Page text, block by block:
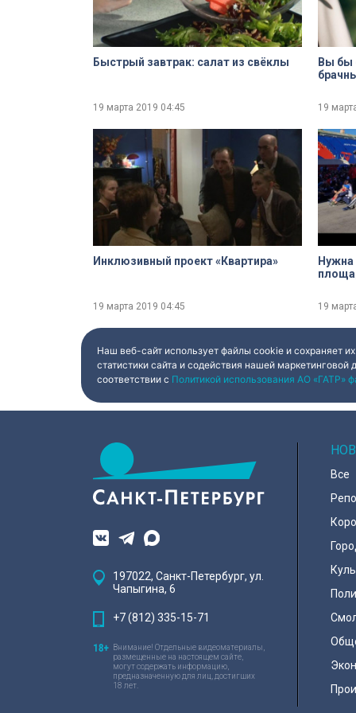
Быстрый завтрак: салат из свёклы
19 марта 2019 04:45
Вы бы
19
Инклюзивный проект «Квартира»
19 марта 2019 04:45 19
Наш веб-сайт использует файлы cookie и сохраняет
статистики сайта и содействия нашей
соответствии с Политикой использования АО «ГАТР»
197022, Санкт-Петербург, ул.
Чапыгина, 6
+7 (812) 335-15-71
Внимание! Отдельные видеоматериалы,
размещенные на настоящем сайте,
могут содержать информацию,
предназначенную для лиц, достигших
18 лет.
Все